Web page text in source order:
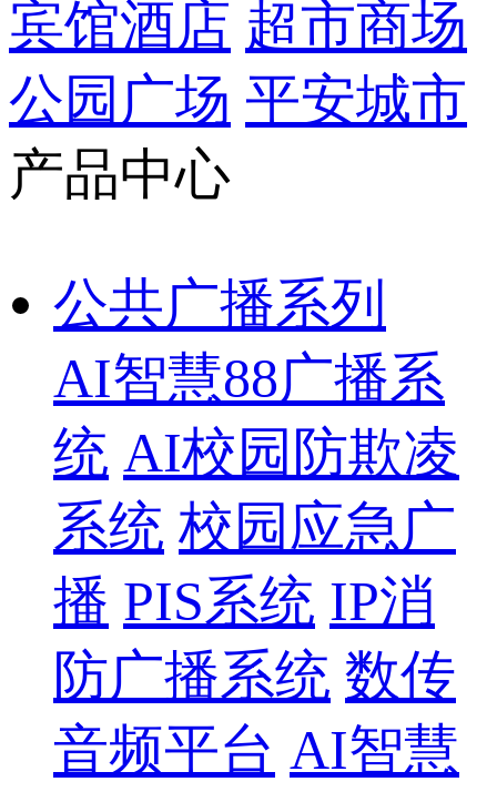
宾馆酒店 超市商场
公园广场 平安城市
产品中心
公共广播系列
AI智慧88广播系
统 AI校园防欺凌
系统 校园应急广
播 PIS系统 IP消
防广播系统 数传
音频平台 AI智慧